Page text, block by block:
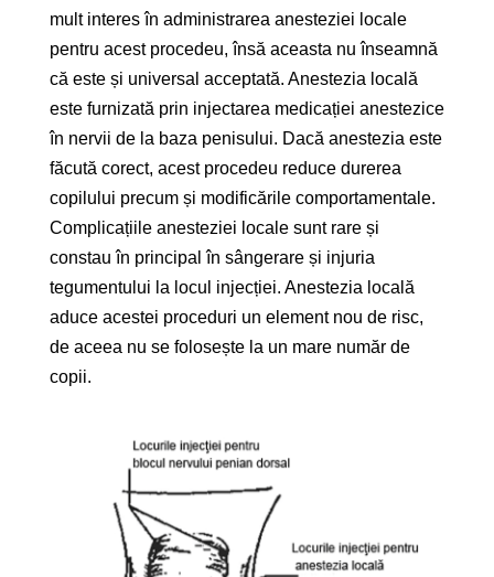
mult interes în administrarea anesteziei locale
pentru acest procedeu, însă aceasta nu înseamnă
că este și universal acceptată. Anestezia locală
este furnizată prin injectarea medicației anestezice
în nervii de la baza penisului. Dacă anestezia este
făcută corect, acest procedeu reduce durerea
copilului precum și modificările comportamentale.
Complicațiile anesteziei locale sunt rare și
constau în principal în sângerare și injuria
tegumentului la locul injecției. Anestezia locală
aduce acestei proceduri un element nou de risc,
de aceea nu se folosește la un mare număr de
copii.